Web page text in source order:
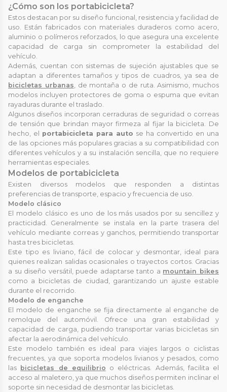
¿Cómo son los portabicicleta?
Estos destacan por su diseño funcional, resistencia y facilidad de
uso. Están fabricados con materiales duraderos como acero,
aluminio o polímeros reforzados, lo que asegura una excelente
capacidad de carga sin comprometer la estabilidad del
vehículo.
Además, cuentan con sistemas de sujeción ajustables que se
adaptan a diferentes tamaños y tipos de cuadros, ya sea de
bicicletas urbanas , de montaña o de ruta. Asimismo, muchos
modelos incluyen protectores de goma o espuma que evitan
rayaduras durante el traslado.
Algunos diseños incorporan cerraduras de seguridad o correas
de tensión que brindan mayor firmeza al fijar la bicicleta. De
hecho, el portabicicleta para auto se ha convertido en una
de las opciones más populares gracias a su compatibilidad con
diferentes vehículos y a su instalación sencilla, que no requiere
herramientas especiales.
Modelos de portabicicleta
Existen diversos modelos que responden a distintas
preferencias de transporte, espacio y frecuencia de uso.
Modelo clásico
El modelo clásico es uno de los más usados por su sencillez y
practicidad. Generalmente se instala en la parte trasera del
vehículo mediante correas y ganchos, permitiendo transportar
hasta tres bicicletas.
Este tipo es liviano, fácil de colocar y desmontar, ideal para
quienes realizan salidas ocasionales o trayectos cortos. Gracias
a su diseño versátil, puede adaptarse tanto a mountain bikes
como a bicicletas de ciudad, garantizando un ajuste estable
durante el recorrido.
Modelo de enganche
El modelo de enganche se fija directamente al enganche de
remolque del automóvil. Ofrece una gran estabilidad y
capacidad de carga, pudiendo transportar varias bicicletas sin
afectar la aerodinámica del vehículo.
Este modelo también es ideal para viajes largos o ciclistas
frecuentes, ya que soporta modelos livianos y pesados, como
las bicicletas de equilibrio o eléctricas. Además, facilita el
acceso al maletero, ya que muchos diseños permiten inclinar el
soporte sin necesidad de desmontar las bicicletas.